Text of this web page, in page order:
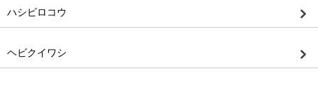
ハシビロコウ
ヘビクイワシ